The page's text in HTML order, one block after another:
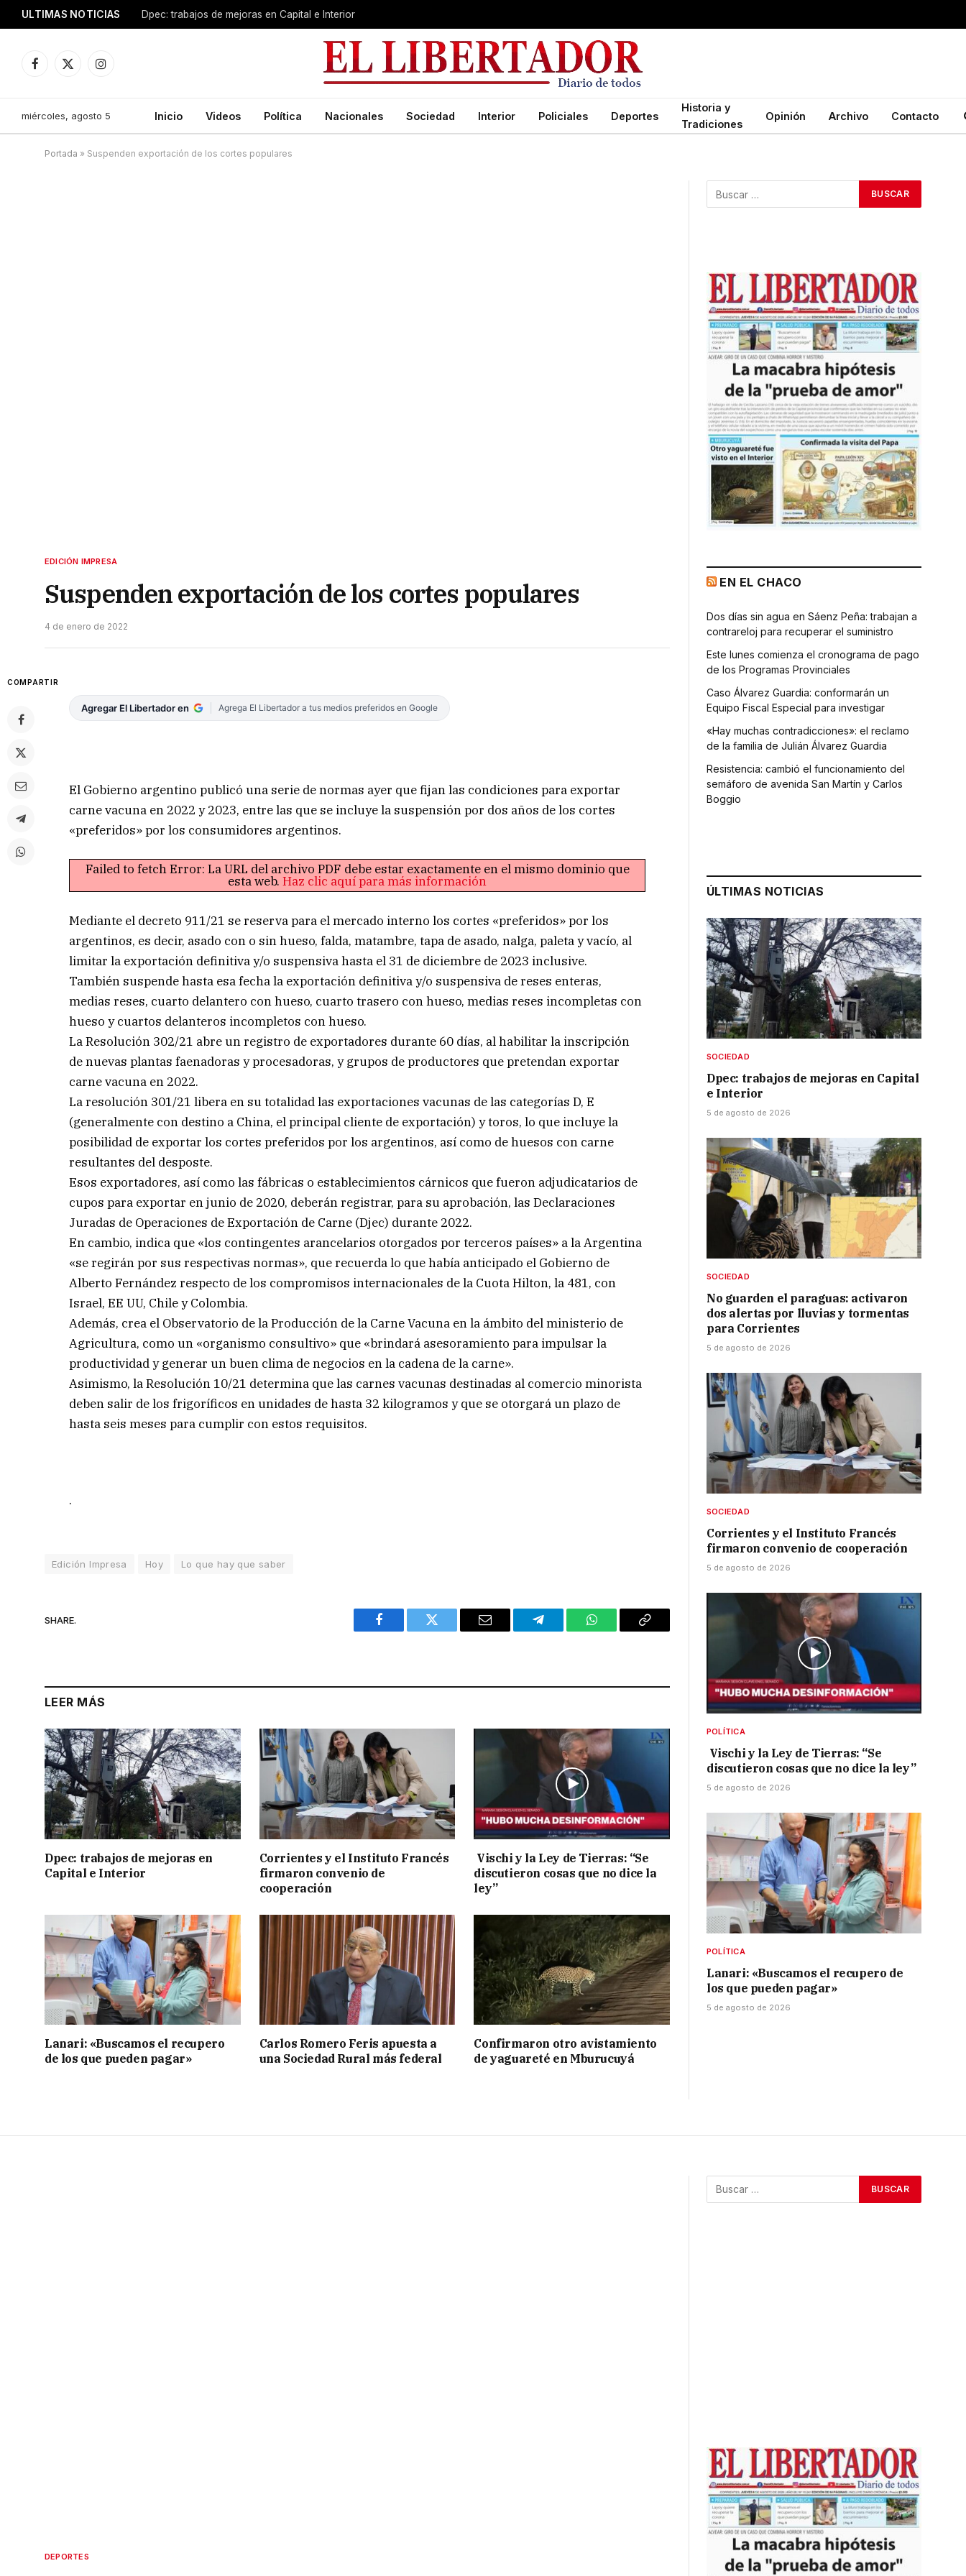
ULTIMAS NOTICIAS Dpec: trabajos de mejoras en Capital e Interior
Facebook
X
Instagram
miércoles, agosto 5 Inicio Videos Política Nacionales Sociedad Interior Policiales Deportes
Historia y
Tradiciones
Opinión Archivo Contacto
Portada » Suspenden exportación de los cortes populares
EDICIÓN IMPRESA
Suspenden exportación de los cortes populares
4 de enero de 2022
COMPARTIR
Agregar El Libertador en Agrega El Libertador a tus medios preferidos en Google
El Gobierno argentino publicó una serie de normas ayer que fijan las condiciones para exportar
carne vacuna en 2022 y 2023, entre las que se incluye la suspensión por dos años de los cortes
«preferidos» por los consumidores argentinos.
Failed to fetch Error: La URL del archivo PDF debe estar exactamente en el mismo dominio que
esta web. Haz clic aquí para más información
Mediante el decreto 911/21 se reserva para el mercado interno los cortes «preferidos» por los
argentinos, es decir, asado con o sin hueso, falda, matambre, tapa de asado, nalga, paleta y vacío, al
limitar la exportación definitiva y/o suspensiva hasta el 31 de diciembre de 2023 inclusive.
También suspende hasta esa fecha la exportación definitiva y/o suspensiva de reses enteras,
medias reses, cuarto delantero con hueso, cuarto trasero con hueso, medias reses incompletas con
hueso y cuartos delanteros incompletos con hueso.
La Resolución 302/21 abre un registro de exportadores durante 60 días, al habilitar la inscripción
de nuevas plantas faenadoras y procesadoras, y grupos de productores que pretendan exportar
carne vacuna en 2022.
La resolución 301/21 libera en su totalidad las exportaciones vacunas de las categorías D, E
(generalmente con destino a China, el principal cliente de exportación) y toros, lo que incluye la
posibilidad de exportar los cortes preferidos por los argentinos, así como de huesos con carne
resultantes del desposte.
Esos exportadores, así como las fábricas o establecimientos cárnicos que fueron adjudicatarios de
cupos para exportar en junio de 2020, deberán registrar, para su aprobación, las Declaraciones
Juradas de Operaciones de Exportación de Carne (Djec) durante 2022.
En cambio, indica que «los contingentes arancelarios otorgados por terceros países» a la Argentina
«se regirán por sus respectivas normas», que recuerda lo que había anticipado el Gobierno de
Alberto Fernández respecto de los compromisos internacionales de la Cuota Hilton, la 481, con
Israel, EE UU, Chile y Colombia.
Además, crea el Observatorio de la Producción de la Carne Vacuna en la ámbito del ministerio de
Agricultura, como un «organismo consultivo» que «brindará asesoramiento para impulsar la
productividad y generar un buen clima de negocios en la cadena de la carne».
Asimismo, la Resolución 10/21 determina que las carnes vacunas destinadas al comercio minorista
deben salir de los frigoríficos en unidades de hasta 32 kilogramos y que se otorgará un plazo de
hasta seis meses para cumplir con estos requisitos.
.
Edición Impresa Hoy Lo que hay que saber
SHARE.
Facebook Twitter Email Telegram WhatsAppCopy
LEER MÁS
Dpec: trabajos de mejoras en
Capital e Interior
Corrientes y el Instituto Francés
firmaron convenio de
cooperación
Vischi y la Ley de Tierras: “Se
discutieron cosas que no dice la
ley”
Lanari: «Buscamos el recupero
de los que pueden pagar»
Carlos Romero Feris apuesta a
una Sociedad Rural más federal
Confirmaron otro avistamiento
de yaguareté en Mburucuyá
EN EL CHACO
Dos días sin agua en Sáenz Peña: trabajan a
contrareloj para recuperar el suministro
Este lunes comienza el cronograma de pago
de los Programas Provinciales
Caso Álvarez Guardia: conformarán un
Equipo Fiscal Especial para investigar
«Hay muchas contradicciones»: el reclamo
de la familia de Julián Álvarez Guardia
Resistencia: cambió el funcionamiento del
semáforo de avenida San Martín y Carlos
Boggio
ÚLTIMAS NOTICIAS
SOCIEDAD
Dpec: trabajos de mejoras en Capital
e Interior
5 de agosto de 2026
SOCIEDAD
No guarden el paraguas: activaron
dos alertas por lluvias y tormentas
para Corrientes
5 de agosto de 2026
SOCIEDAD
Corrientes y el Instituto Francés
firmaron convenio de cooperación
5 de agosto de 2026
POLÍTICA
Vischi y la Ley de Tierras: “Se
discutieron cosas que no dice la ley”
5 de agosto de 2026
POLÍTICA
Lanari: «Buscamos el recupero de
los que pueden pagar»
5 de agosto de 2026
DEPORTES